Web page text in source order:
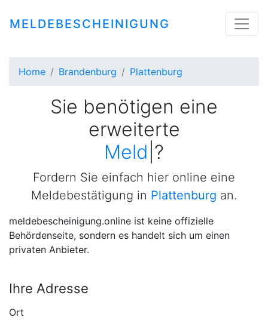
MELDEBESCHEINIGUNG
Home Brandenburg Plattenburg
Sie benötigen eine
erweiterte
Meldebestäti
Fordern Sie einfach hier online eine
Meldebestätigung in Plattenburg an.
meldebescheinigung.online ist keine offizielle
Behördenseite, sondern es handelt sich um einen
privaten Anbieter.
Ihre Adresse
Ort